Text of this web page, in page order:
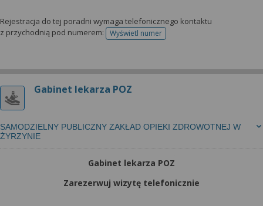
Rejestracja do tej poradni wymaga telefonicznego kontaktu
z przychodnią pod numerem:
Wyświetl numertelefonu do rejestracji
Gabinet lekarza POZ
SAMODZIELNY PUBLICZNY ZAKŁAD OPIEKI ZDROWOTNEJ W
ŻYRZYNIE
Gabinet lekarza POZ
Zarezerwuj wizytę telefonicznie